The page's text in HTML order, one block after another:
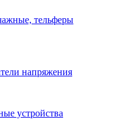
тельферы
напряжения
устройства